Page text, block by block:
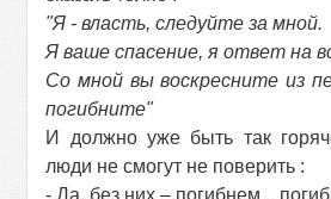
"Я - власть, следуйте за мной.
Я ваше спасение, я ответ на
Со мной вы воскресните из
погибните"
И должно уже быть так
люди не смогут не поверить :
- Да, без них – погибнем ..